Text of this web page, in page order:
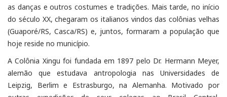
as danças e outros costumes e tradições. Mais tarde, no início
do século XX, chegaram os italianos vindos das colônias velhas
(Guaporé/RS, Casca/RS) e, juntos, formaram a população que
hoje reside no município.
A Colônia Xingu foi fundada em 1897 pelo Dr. Hermann Meyer,
alemão que estudava antropologia nas Universidades de
Leipzig, Berlim e Estrasburgo, na Alemanha. Motivado por